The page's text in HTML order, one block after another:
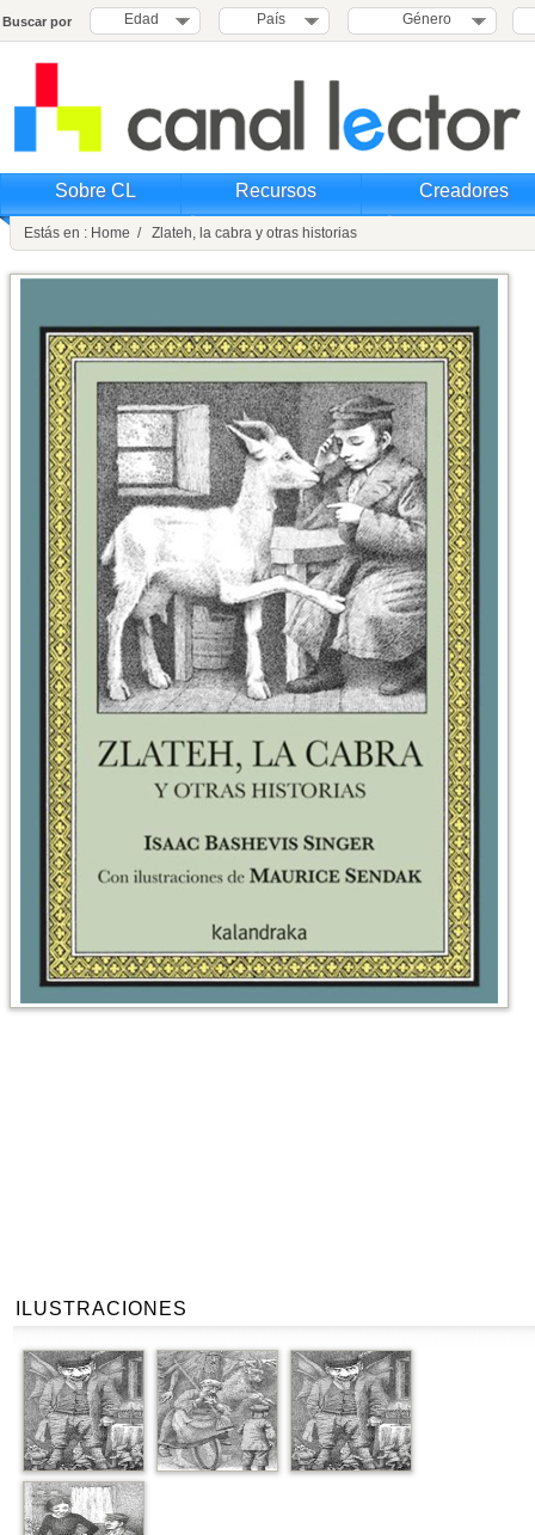
Buscar por Edad País Género
Sobre CL Recursos Creadores
Estás en : Home / Zlateh, la cabra y otras historias
ILUSTRACIONES